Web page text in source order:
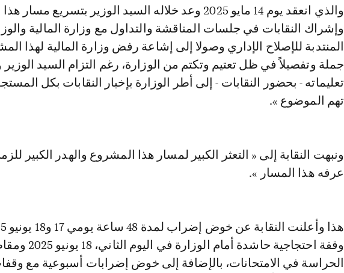
والذي انعقد يوم 14 مايو 2025 وعد خلاله السيد الوزير بتسريع
وإشراك النقابات في جلسات المناقشة والتداول مع وزارة المالية
المنتدبة للإصلاح الإداري وصولا إلى إشاعة رفض وزارة المالية لهذا
جملة وتفصيلاً في ظل تعتيم وتكتم من الوزارة، رغم التزام السيد الوزير
تعليماته - بحضور النقابات - إلى أطر الوزارة بإخبار النقابات بكل
تهم الموضوع ».
ونبهت النقابة إلى « التعثر الكبير لمسار هذا المشروع والهدر الكبير
عرفه هذا المسار ».
وقفة احتجاجية حاشدة أمام الوزارة في
الحراسة في الامتحانات، بالإضافة إلى خوض إضرابات أسبوعية مع